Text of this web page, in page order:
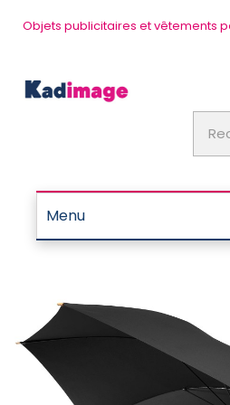
Objets publicitaires et vêtements
Menu